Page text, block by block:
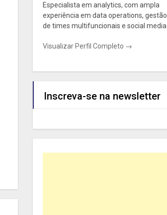
Especialista em analytics, com ampla
experiência em data operations, gestão
de times multifuncionais e social media.
Visualizar Perfil Completo →
Inscreva-se na newsletter